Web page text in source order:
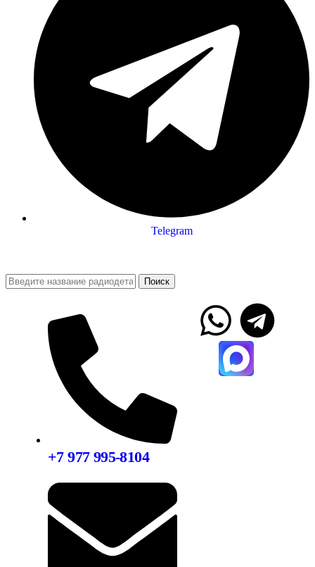
Telegram
Поиск
+7 977 995-8104